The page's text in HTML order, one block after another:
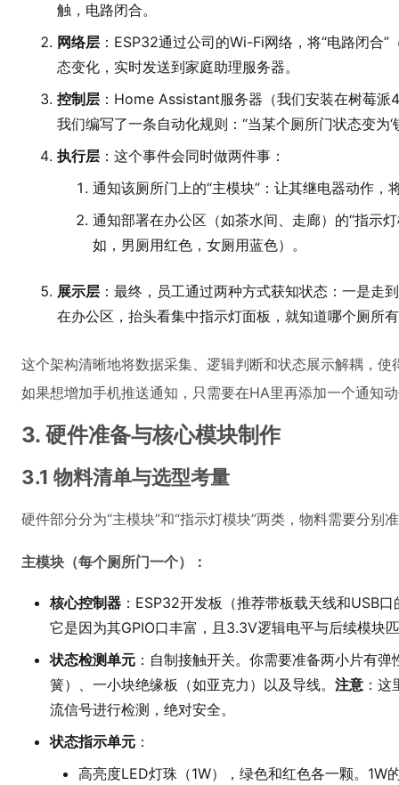
触，电路闭合。
网络层 ：ESP32通过公司的Wi-Fi网络，将“电路闭合
态变化，实时发送到家庭助理服务器。
控制层 ：Home Assistant服务器（我们安装在树莓
我们编写了一条自动化规则：“当某个厕所门状态变为‘
执行层 ：这个事件会同时做两件事：
通知该厕所门上的“主模块”：让其继电器动作，
通知部署在办公区（如茶水间、走廊）的“指示
如，男厕用红色，女厕用蓝色）。
展示层 ：最终，员工通过两种方式获知状态：一是走
在办公区，抬头看集中指示灯面板，就知道哪个厕所
这个架构清晰地将数据采集、逻辑判断和状态展示解耦，
如果想增加手机推送通知，只需要在HA里再添加一个通知
3. 硬件准备与核心模块制作
3.1 物料清单与选型考量
硬件部分分为“主模块”和“指示灯模块”两类，物料需要分别
主模块（每个厕所门一个）：
核心控制器 ：ESP32开发板（推荐带板载天线和USB
它是因为其GPIO口丰富，且3.3V逻辑电平与后续模块
状态检测单元 ：自制接触开关。你需要准备两小片有
簧）、一小块绝缘板（如亚克力）以及导线。 注意 ：
流信号进行检测，绝对安全。
状态指示单元 ：
高亮度LED灯珠（1W），绿色和红色各一颗。1W